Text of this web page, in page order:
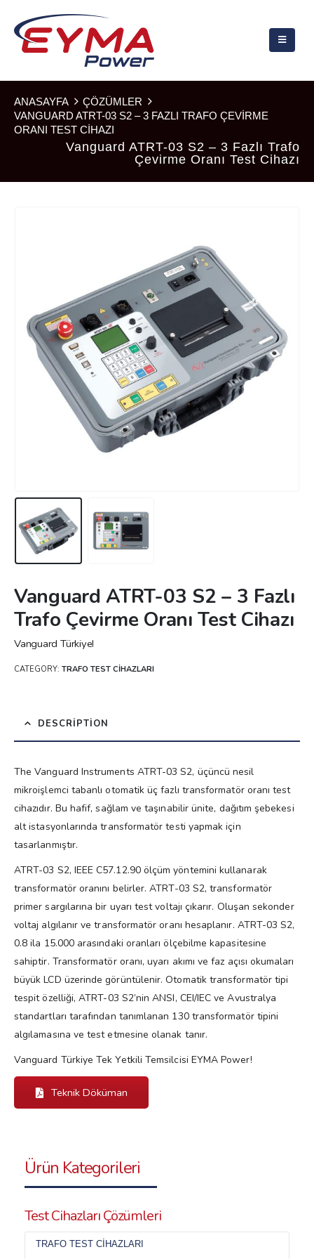
ANASAYFA
ÇÖZÜMLER
VANGUARD ATRT-03 S2 – 3 FAZLI TRAFO ÇEVIRME
ORANI TEST CIHAZI
Vanguard ATRT-03 S2 – 3 Fazlı Trafo
Çevirme Oranı Test Cihazı
Vanguard ATRT-03 S2 – 3 Fazlı
Trafo Çevirme Oranı Test Cihazı
Vanguard Türkiye!
CATEGORY: TRAFO TEST CIHAZLARI
DESCRIPTION
The Vanguard Instruments ATRT-03 S2, üçüncü nesil
mikroişlemci tabanlı otomatik üç fazlı transformatör oranı test
cihazıdır. Bu hafif, sağlam ve taşınabilir ünite, dağıtım şebekesi
alt istasyonlarında transformatör testi yapmak için
tasarlanmıştır.
ATRT-03 S2, IEEE C57.12.90 ölçüm yöntemini kullanarak
transformatör oranını belirler. ATRT-03 S2, transformatör
primer sargılarına bir uyarı test voltajı çıkarır. Oluşan sekonder
voltaj algılanır ve transformatör oranı hesaplanır. ATRT-03 S2,
0.8 ila 15.000 arasındaki oranları ölçebilme kapasitesine
sahiptir. Transformatör oranı, uyarı akımı ve faz açısı okumaları
büyük LCD üzerinde görüntülenir. Otomatik transformatör tipi
tespit özelliği, ATRT-03 S2’nin ANSI, CEI/IEC ve Avustralya
standartları tarafından tanımlanan 130 transformatör tipini
algılamasına ve test etmesine olanak tanır.
Vanguard Türkiye Tek Yetkili Temsilcisi EYMA Power!
Teknik Döküman
Ürün Kategorileri
Test Cihazları Çözümleri
TRAFO TEST CIHAZLARI